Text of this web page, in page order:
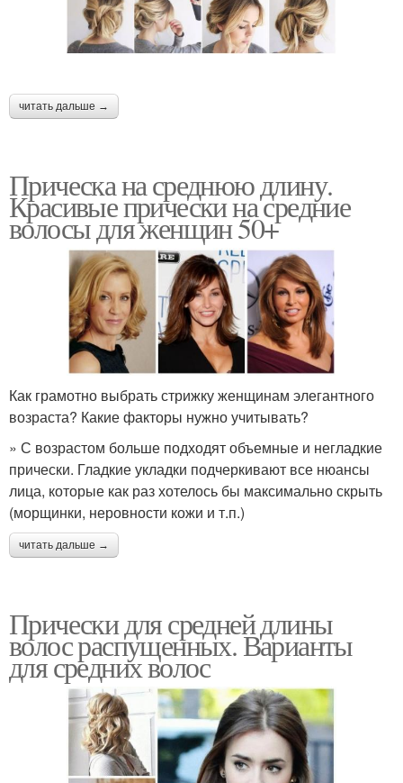
читать дальше →
Прическа на среднюю длину.
Красивые прически на средние
волосы для женщин 50+
Как грамотно выбрать стрижку женщинам элегантного
возраста? Какие факторы нужно учитывать?
» С возрастом больше подходят объемные и негладкие
прически. Гладкие укладки подчеркивают все нюансы
лица, которые как раз хотелось бы максимально скрыть
(морщинки, неровности кожи и т.п.)
читать дальше →
Прически для средней длины
волос распущенных. Варианты
для средних волос